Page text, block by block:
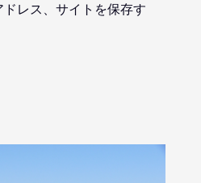
レス、サイトを保存す